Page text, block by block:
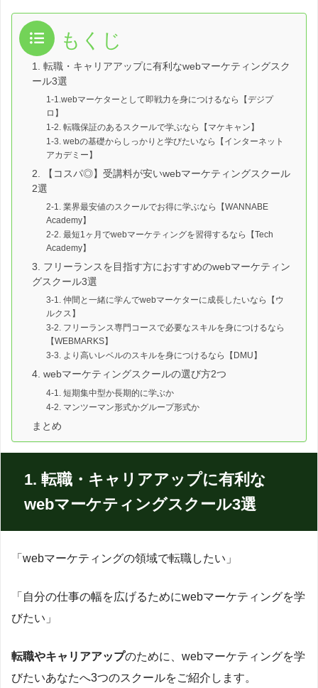
もくじ
1. 転職・キャリアアップに有利なwebマーケティングスク
ール3選
1-1.webマーケターとして即戦力を身につけるなら【デジプ
ロ】
1-2. 転職保証のあるスクールで学ぶなら【マケキャン】
1-3. webの基礎からしっかりと学びたいなら【インターネット
アカデミー】
2. 【コスパ◎】受講料が安いwebマーケティングスクール
2選
2-1. 業界最安値のスクールでお得に学ぶなら【WANNABE
Academy】
2-2. 最短1ヶ月でwebマーケティングを習得するなら【Tech
Academy】
3. フリーランスを目指す方におすすめのwebマーケティン
グスクール3選
3-1. 仲間と一緒に学んでwebマーケターに成長したいなら【ウ
ルクス】
3-2. フリーランス専門コースで必要なスキルを身につけるなら
【WEBMARKS】
3-3. より高いレベルのスキルを身につけるなら【DMU】
4. webマーケティングスクールの選び方2つ
4-1. 短期集中型か長期的に学ぶか
4-2. マンツーマン形式かグループ形式か
まとめ
1. 転職・キャリアアップに有利な
webマーケティングスクール3選
「webマーケティングの領域で転職したい」
「自分の仕事の幅を広げるためにwebマーケティングを学
びたい」
転職やキャリアアップのために、webマーケティングを学
びたいあなたへ3つのスクールをご紹介します。